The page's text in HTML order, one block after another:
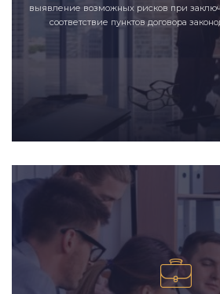
выявление возможных рисков при
соответствие пунктов договора